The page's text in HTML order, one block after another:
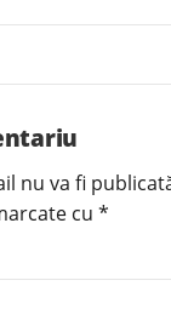
nu va fi
cu *